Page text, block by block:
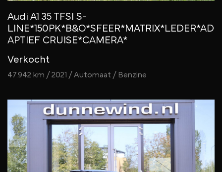
Audi A1 35 TFSI S-
LINE*150PK*B&O*SFEER*MATRIX*LEDER*AD
APTIEF CRUISE*CAMERA*
Verkocht
47.942 km / 2021 / Automaat / Benzine